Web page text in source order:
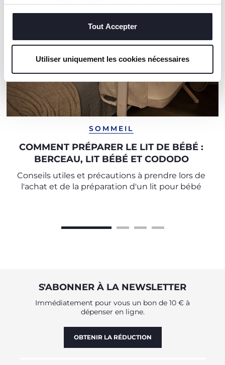
techniques, qui sont essentiels au service demandé.
Tout Accepter
Utiliser uniquement les cookies nécessaires
SOMMEIL
COMMENT PRÉPARER LE LIT DE BÉBÉ :
BERCEAU, LIT BÉBÉ ET CODODO
Conseils utiles et précautions à prendre lors de
l'achat et de la préparation d'un lit pour bébé
S'ABONNER À LA NEWSLETTER
Immédiatement pour vous un bon de 10 € à
dépenser en ligne.
OBTENIR LA RÉDUCTION